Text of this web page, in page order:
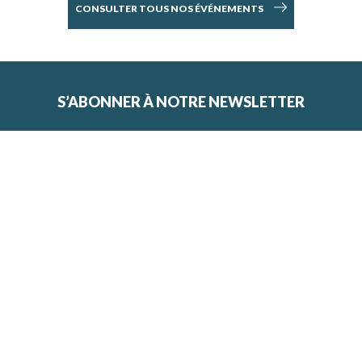
CONSULTER TOUS NOS ÉVÉNEMENTS
S’ABONNER À NOTRE NEWSLETTER
VOTRE ADRESSE EMAIL*